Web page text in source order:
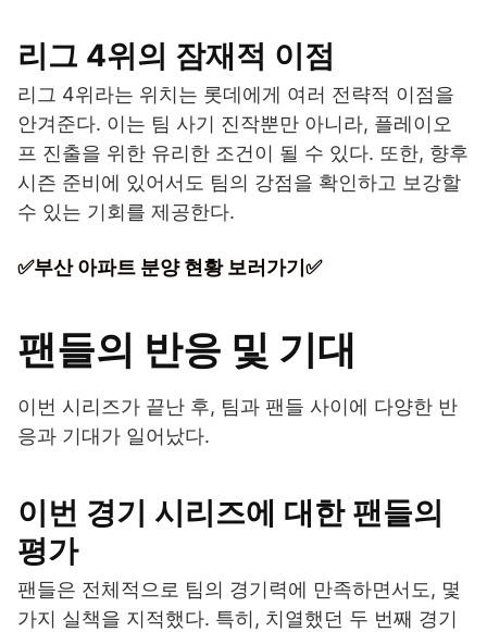
리그 4위의 잠재적 이점
리그 4위라는 위치는 롯데에게 여러 전략적 이점을
안겨준다. 이는 팀 사기 진작뿐만 아니라, 플레이오
프 진출을 위한 유리한 조건이 될 수 있다. 또한, 향후
시즌 준비에 있어서도 팀의 강점을 확인하고 보강할
수 있는 기회를 제공한다.
✅부산 아파트 분양 현황 보러가기✅
팬들의 반응 및 기대
이번 시리즈가 끝난 후, 팀과 팬들 사이에 다양한 반
응과 기대가 일어났다.
이번 경기 시리즈에 대한 팬들의
평가
팬들은 전체적으로 팀의 경기력에 만족하면서도, 몇
가지 실책을 지적했다. 특히, 치열했던 두 번째 경기